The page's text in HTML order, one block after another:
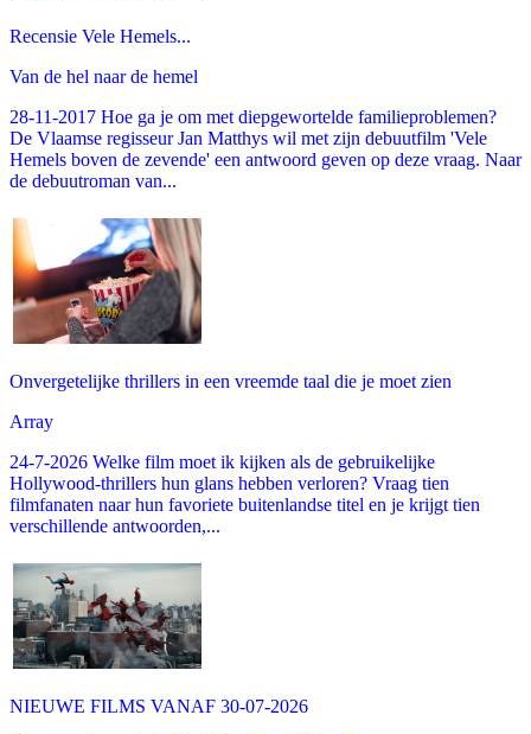
Recensie Vele Hemels...
Van de hel naar de hemel
28-11-2017 Hoe ga je om met diepgewortelde familieproblemen?
De Vlaamse regisseur Jan Matthys wil met zijn debuutfilm 'Vele
Hemels boven de zevende' een antwoord geven op deze vraag. Naar
de debuutroman van...
Onvergetelijke thrillers in een vreemde taal die je moet zien
Array
24-7-2026 Welke film moet ik kijken als de gebruikelijke
Hollywood-thrillers hun glans hebben verloren? Vraag tien
filmfanaten naar hun favoriete buitenlandse titel en je krijgt tien
verschillende antwoorden,...
NIEUWE FILMS VANAF 30-07-2026